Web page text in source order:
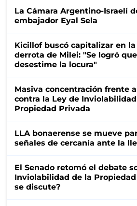
La Cámara Argentino-Israelí
embajador Eyal Sela
Kicillof buscó capitalizar en la
derrota de Milei: "Se logró
desestime la locura"
Masiva concentración frente
contra la Ley de
Propiedad Privada
LLA bonaerense se mueve
señales de cercanía ante la
El Senado retomó el debate
Inviolabilidad de la
se discute?